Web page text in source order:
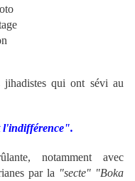
qui ont sévi au
l'indifférence".
notamment avec
par la "secte" "Boka